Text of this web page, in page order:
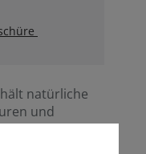
natürliche
und